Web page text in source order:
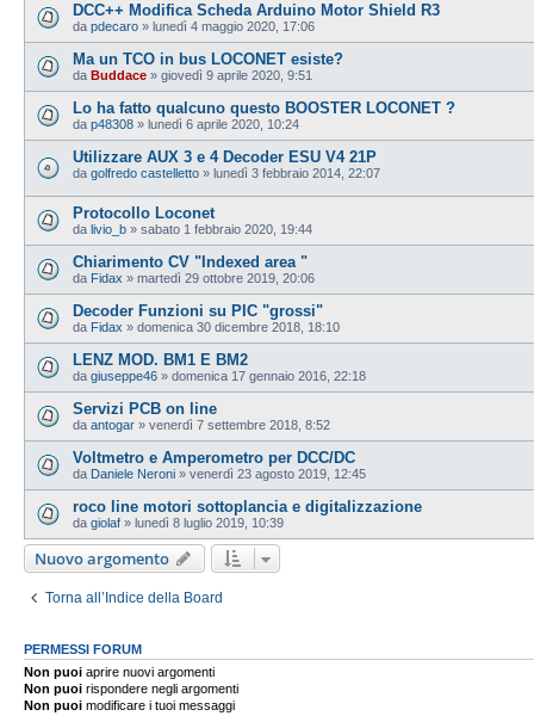
DCC++ Modifica Scheda Arduino Motor Shield R3
da pdecaro » lunedì 4 maggio 2020, 17:06
Ma un TCO in bus LOCONET esiste?
da Buddace » giovedì 9 aprile 2020, 9:51
Lo ha fatto qualcuno questo BOOSTER LOCONET ?
da p48308 » lunedì 6 aprile 2020, 10:24
Utilizzare AUX 3 e 4 Decoder ESU V4 21P
da golfredo castelletto » lunedì 3 febbraio 2014, 22:07
Protocollo Loconet
da livio_b » sabato 1 febbraio 2020, 19:44
Chiarimento CV "Indexed area "
da Fidax » martedì 29 ottobre 2019, 20:06
Decoder Funzioni su PIC "grossi"
da Fidax » domenica 30 dicembre 2018, 18:10
LENZ MOD. BM1 E BM2
da giuseppe46 » domenica 17 gennaio 2016, 22:18
Servizi PCB on line
da antogar » venerdì 7 settembre 2018, 8:52
Voltmetro e Amperometro per DCC/DC
da Daniele Neroni » venerdì 23 agosto 2019, 12:45
roco line motori sottoplancia e digitalizzazione
da giolaf » lunedì 8 luglio 2019, 10:39
Nuovo argomento
Torna all’Indice della Board
PERMESSI FORUM
Non puoi aprire nuovi argomenti
Non puoi rispondere negli argomenti
Non puoi modificare i tuoi messaggi